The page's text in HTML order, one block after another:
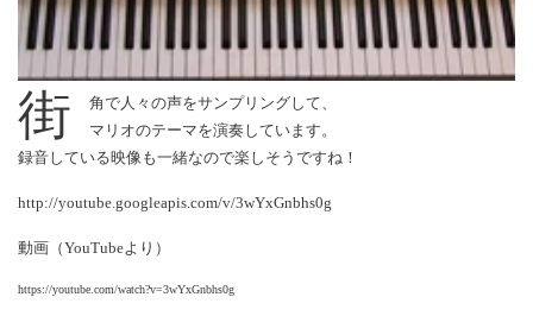
街
角で人々の声をサンプリングして、
マリオのテーマを演奏しています。
録音している映像も一緒なので楽しそうですね！
http://youtube.googleapis.com/v/3wYxGnbhs0g
動画（YouTubeより）
https://youtube.com/watch?v=3wYxGnbhs0g